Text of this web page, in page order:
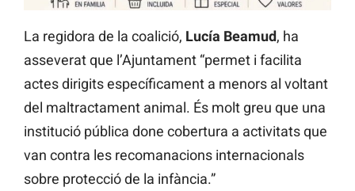
La regidora de la coalició, Lucía Beamud, ha
asseverat que l’Ajuntament “permet i facilita
actes dirigits específicament a menors al voltant
del maltractament animal. És molt greu que una
institució pública done cobertura a activitats que
van contra les recomanacions internacionals
sobre protecció de la infància.”